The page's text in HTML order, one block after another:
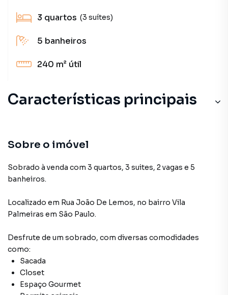
3 quartos (3 suítes)
5 banheiros
240 m² útil
Características principais
Sobre o imóvel
Sobrado à venda com 3 quartos, 3 suites, 2 vagas e 5
banheiros.
Localizado em Rua João De Lemos, no bairro Vila
Palmeiras em São Paulo.
Desfrute de um sobrado, com diversas comodidades
como:
Sacada
Closet
Espaço Gourmet